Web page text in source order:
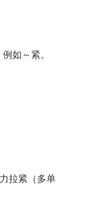
如～紧。
拉紧（多单